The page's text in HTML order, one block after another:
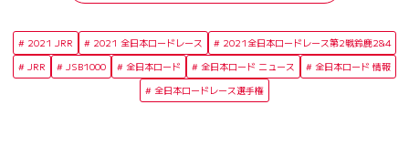
2021 JRR 2021 全日本ロードレース
2021全日本ロードレース第2戦鈴鹿2&4
JRR
JSB1000 全日本ロード 全日本ロード ニュース
全日本ロード 情報
全日本ロードレース選手権